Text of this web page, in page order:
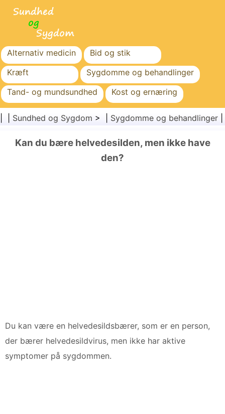
Alternativ medicin
Bid og stik
Kræft
Sygdomme og behandlinger
Tand- og mundsundhed
Kost og ernæring
Familiesundhed
Sundhedssektoren
Sundhed og Sygdom > | Sygdomme og behandlinger
Kan du bære helvedesilden, men ikke have
den?
Du kan være en helvedesildsbærer, som er en person,
der bærer helvedesildvirus, men ikke har aktive
symptomer på sygdommen.